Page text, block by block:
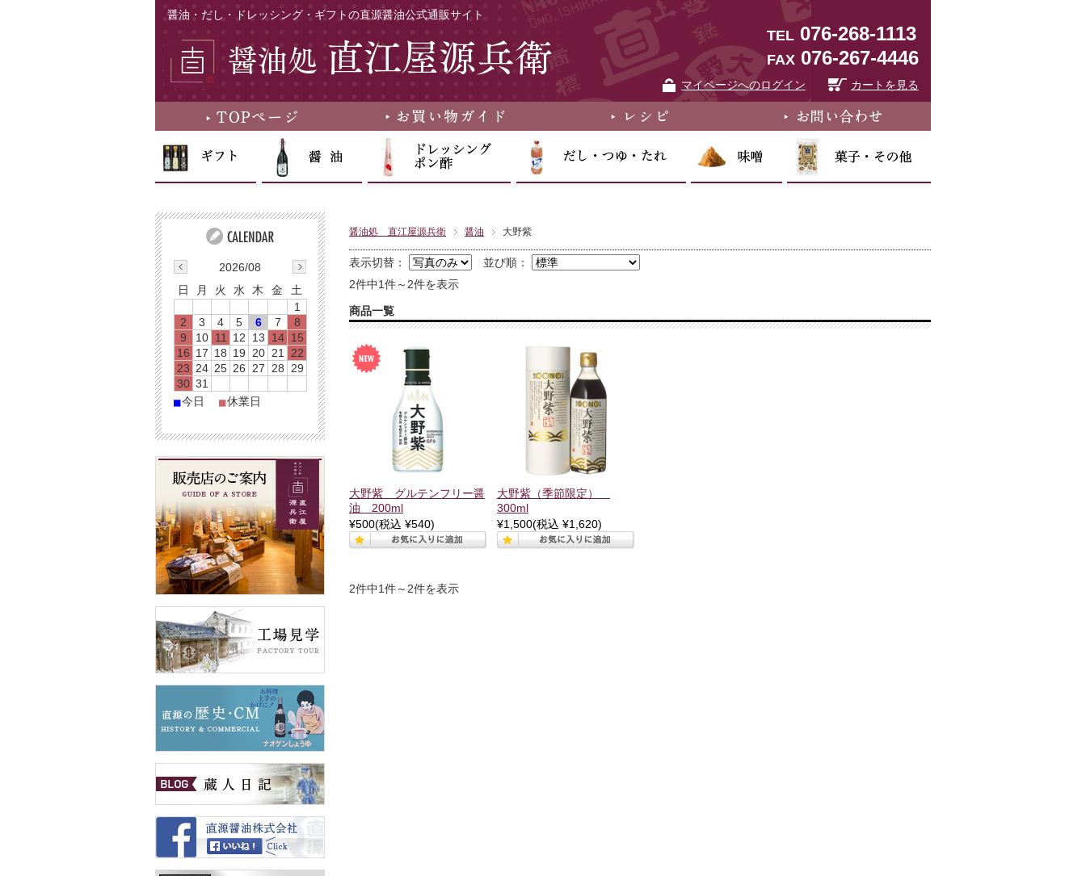
醤油・だし・ドレッシング・ギフトの直源醤油公式通販サイト
TEL 076-268-1113
FAX 076-267-4446
マイページへのログイン カートを見る
醤油処 直江屋源兵衛 醤油 大野紫
表示切替：
並び順：
2件中1件～2件を表示
商品一覧
大野紫 グルテンフリー醤
油 200ml
¥500(税込 ¥540)
大野紫（季節限定）
300ml
¥1,500(税込 ¥1,620)
2件中1件～2件を表示
2026/08
日
月 火 水 木 金
土
1
2
3 4 5 6 7
8
9
10 11 12 13 14 15
16 17 18 19 20 21
22
23 24 25 26 27 28
29
30 31
■今日 ■休業日